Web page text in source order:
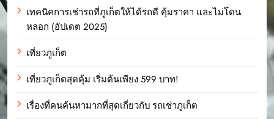
เทคนิคการเช่ารถที่ภูเก็ตให้ได้รถดี คุ้มราคา และไม่โดน
หลอก (อัปเดต 2025)
เที่ยวภูเก็ต
เที่ยวภูเก็ตสุดคุ้ม เริ่มต้นเพียง 599 บาท!
เรื่องที่คนค้นหามากที่สุดเกี่ยวกับ รถเช่าภูเก็ต